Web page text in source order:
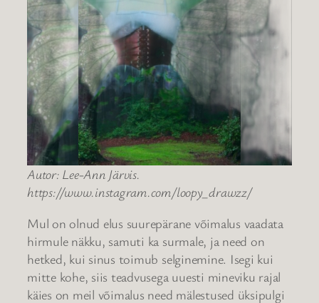
Autor: Lee-Ann Järvis.
https://www.instagram.com/loopy_drawzz/
Mul on olnud elus suurepärane võimalus vaadata
hirmule näkku, samuti ka surmale, ja need on
hetked, kui sinus toimub selginemine. Isegi kui
mitte kohe, siis teadvusega uuesti mineviku rajal
käies on meil võimalus need mälestused üksipulgi